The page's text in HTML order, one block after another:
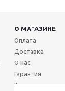
О МАГАЗИНЕ
Оплата
Доставка
О нас
Гарантия
Контакты